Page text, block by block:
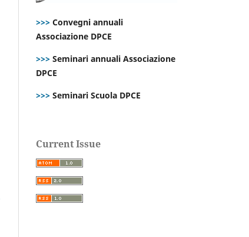
>>> Convegni annuali
Associazione DPCE
>>> Seminari annuali Associazione
DPCE
>>> Seminari Scuola DPCE
Current Issue